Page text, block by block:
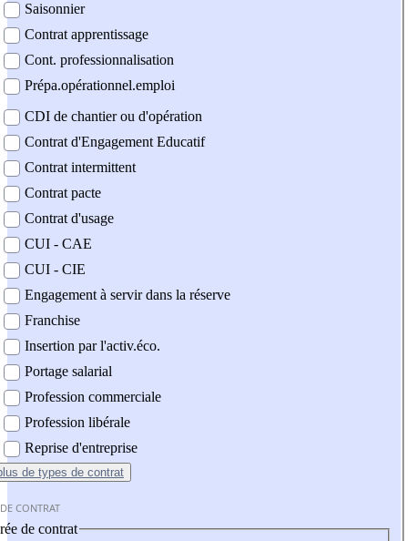
Saisonnier
Contrat apprentissage
Cont. professionnalisation
Prépa.opérationnel.emploi
CDI de chantier ou d'opération
Contrat d'Engagement Educatif
Contrat intermittent
Contrat pacte
Contrat d'usage
CUI - CAE
CUI - CIE
Engagement à servir dans la réserve
Franchise
Insertion par l'activ.éco.
Portage salarial
Profession commerciale
Profession libérale
Reprise d'entreprise
de types de contrat
CONTRAT
de contrat